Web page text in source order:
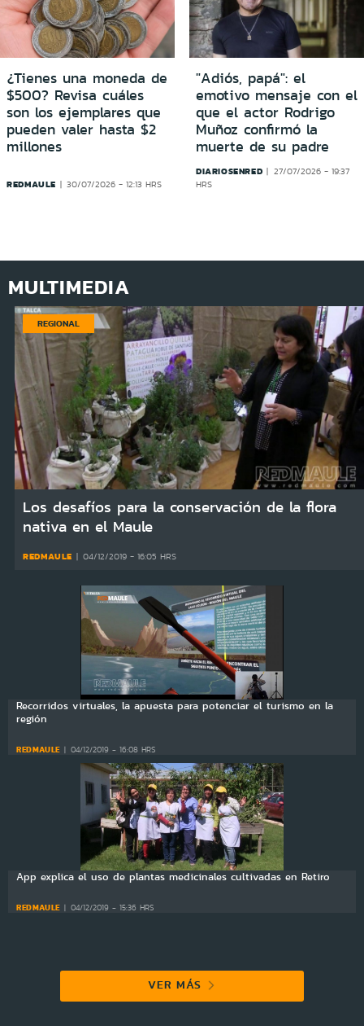
¿Tienes una moneda de
$500? Revisa cuáles
son los ejemplares que
pueden valer hasta $2
millones
REDMAULE 30/07/2026 - 12:13 HRS
"Adiós, papá": el
emotivo mensaje con el
que el actor Rodrigo
Muñoz confirmó la
muerte de su padre
DIARIOSENRED
27/07/2026 - 19:37
HRS
MULTIMEDIA
REGIONAL
Los desafíos para la conservación de la flora
nativa en el Maule
REDMAULE 04/12/2019 - 16:05 HRS
Recorridos virtuales, la apuesta para potenciar el turismo en la
región
REDMAULE 04/12/2019 - 16:08 HRS
App explica el uso de plantas medicinales cultivadas en Retiro
REDMAULE 04/12/2019 - 15:36 HRS
VER MÁS